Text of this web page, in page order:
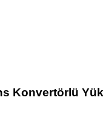
Konvertörlü